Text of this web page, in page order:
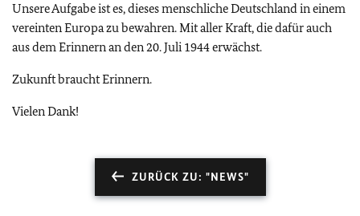
Unsere Aufgabe ist es, dieses menschliche Deutschland in einem
vereinten Europa zu bewahren. Mit aller Kraft, die dafür auch
aus dem Erinnern an den 20. Juli 1944 erwächst.
Zukunft braucht Erinnern.
Vielen Dank!
ZURÜCK ZU: "NEWS"